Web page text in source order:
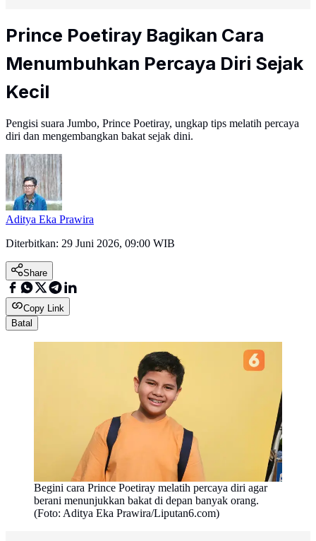
Prince Poetiray Bagikan Cara
Menumbuhkan Percaya Diri Sejak
Kecil
Pengisi suara Jumbo, Prince Poetiray, ungkap tips melatih percaya
diri dan mengembangkan bakat sejak dini.
Aditya Eka Prawira
Diterbitkan: 29 Juni 2026, 09:00 WIB
Share
Copy Link
Batal
Begini cara Prince Poetiray melatih percaya diri agar
berani menunjukkan bakat di depan banyak orang.
(Foto: Aditya Eka Prawira/Liputan6.com)